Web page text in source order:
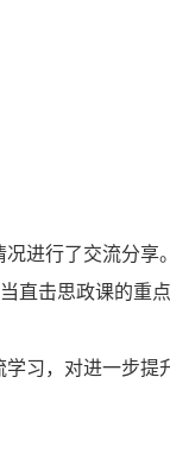
进行了交流分享。
直击思政课的重
习，对进一步提